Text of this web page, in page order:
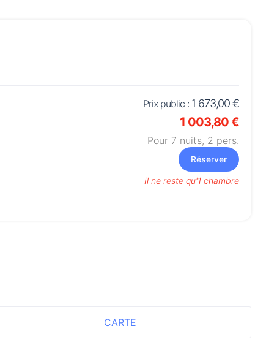
Prix public : 1 673,00 €
1 003,80 €
Pour 7 nuits, 2 pers.
Réserver
Il ne reste qu'1 chambre
CARTE